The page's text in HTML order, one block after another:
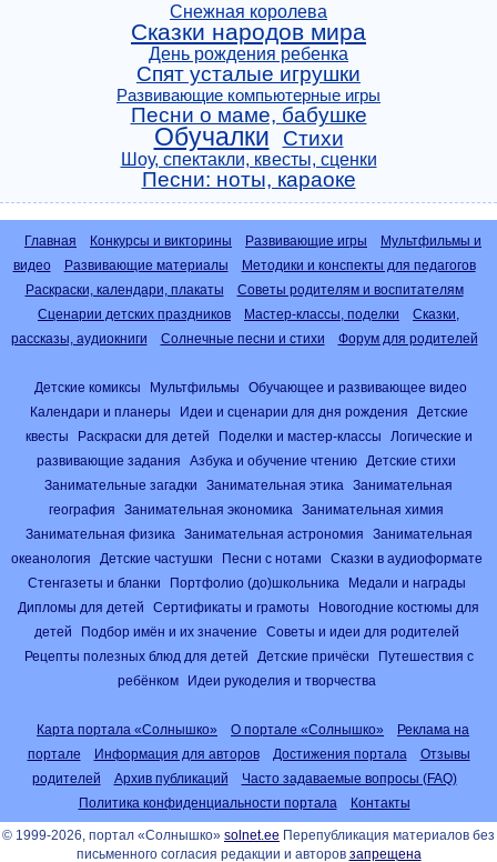
Снежная королева
Сказки народов мира
День рождения ребенка
Спят усталые игрушки
Развивающие компьютерные игры
Песни о маме, бабушке
Обучалки Стихи
Шоу, спектакли, квесты, сценки
Песни: ноты, караоке
Главная Конкурсы и викторины Развивающие игры
Мультфильмы и
видео
Развивающие материалы
Методики и конспекты для педагогов
Раскраски, календари, плакаты
Советы родителям и воспитателям
Сценарии детских праздников
Мастер-классы, поделки
Сказки,
рассказы, аудиокниги
Солнечные песни и стихи Форум для родителей
Детские комиксы Мультфильмы
Обучающее и развивающее видео
Календари и планеры
Идеи и сценарии для дня рождения
Детские
квесты
Раскраски для детей Поделки и мастер-классы
Логические и
развивающие задания
Азбука и обучение чтению
Детские стихи
Занимательные загадки
Занимательная этика
Занимательная
география
Занимательная экономика
Занимательная химия
Занимательная физика
Занимательная астрономия
Занимательная
океанология
Детские частушки Песни с нотами
Сказки в аудиоформате
Стенгазеты и бланки
Портфолио (до)школьника
Медали и награды
Дипломы для детей
Сертификаты и грамоты
Новогодние костюмы для
детей
Подбор имён и их значение
Советы и идеи для родителей
Рецепты полезных блюд для детей
Детские причёски
Путешествия с
ребёнком
Идеи рукоделия и творчества
Карта портала «Солнышко» О портале «Солнышко»
Реклама на
портале
Информация для авторов Достижения портала
Отзывы
родителей
Архив публикаций
Часто задаваемые вопросы (FAQ)
Политика конфиденциальности портала
Контакты
© 1999-2026, портал «Солнышко» solnet.ee Перепубликация материалов без
письменного согласия редакции и авторов запрещена